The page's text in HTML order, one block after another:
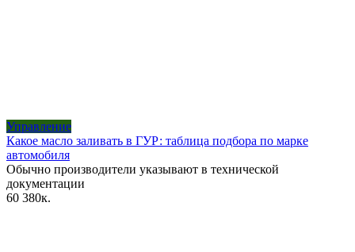
Управление
Какое масло заливать в ГУР: таблица подбора по марке
автомобиля
Обычно производители указывают в технической
документации
60 380к.